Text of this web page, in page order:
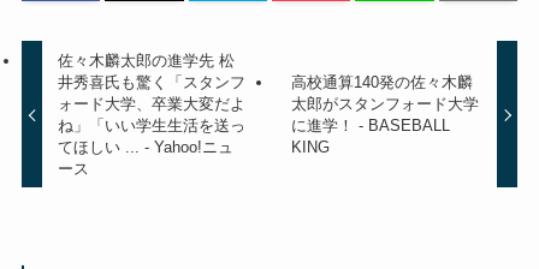
佐々木麟太郎の進学先 松
井秀喜氏も驚く「スタンフ
ォード大学、卒業大変だよ
ね」「いい学生生活を送っ
てほしい ... - Yahoo!ニュ
ース
高校通算140発の佐々木麟
太郎がスタンフォード大学
に進学！ - BASEBALL
KING